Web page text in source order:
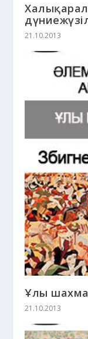
21.10.2013
Ұлы
21.10.2013